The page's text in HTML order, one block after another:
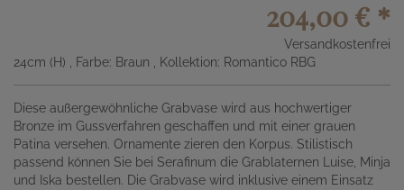
204,00 € *
Versandkostenfrei
24cm (H)
, Farbe: Braun , Kollektion: Romantico RBG
Diese außergewöhnliche Grabvase wird aus hochwertiger
Bronze im Gussverfahren geschaffen und mit einer grauen
Patina versehen. Ornamente zieren den Korpus. Stilistisch
passend können Sie bei Serafinum die Grablaternen Luise, Minja
und Iska bestellen. Die Grabvase wird inklusive einem Einsatz